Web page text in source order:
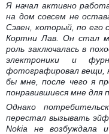
Я начал активно
на дом совсем не
Сэвен, который, по его
Кортни Лав. Он стал
роль заключалась в
электроники и
фотографировал вещи,
бы мне, после чего я
понравившиеся мне для
Однако
перестал вызывать
Nokia не возбуждала